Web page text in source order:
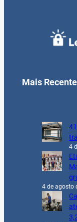
Mais
4
4 de agosto